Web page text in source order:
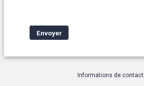
Informations de contact